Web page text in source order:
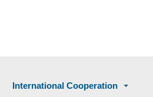
International Cooperation